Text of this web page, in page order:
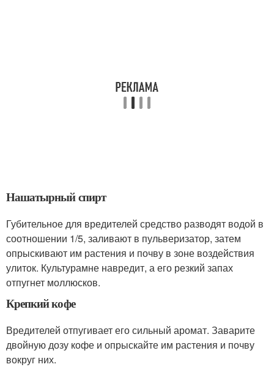
Нашатырный спирт
Губительное для вредителей средство разводят водой в
соотношении 1/5, заливают в пульверизатор, затем
опрыскивают им растения и почву в зоне воздействия
улиток. Культурамне навредит, а его резкий запах
отпугнет моллюсков.
Крепкий кофе
Вредителей отпугивает его сильный аромат. Заварите
двойную дозу кофе и опрыскайте им растения и почву
вокруг них.